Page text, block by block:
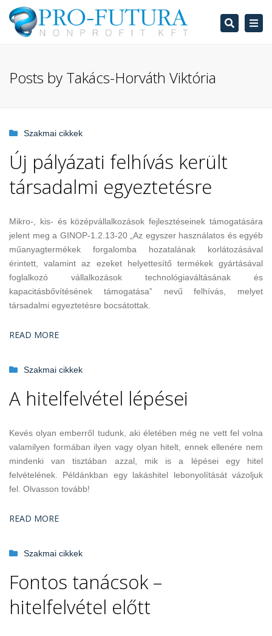
Search
Posts by Takács-Horváth Viktória
Szakmai cikkek
Új pályázati felhívás került
társadalmi egyeztetésre
Mikro-, kis- és középvállalkozások fejlesztéseinek támogatására
jelent meg a GINOP-1.2.13-20 „Az egyszer használatos és egyéb
műanyagtermékek forgalomba hozatalának korlátozásával
érintett, valamint az ezeket helyettesítő termékek gyártásával
foglalkozó vállalkozások technológiaváltásának és
kapacitásbővítésének támogatása” nevű felhívás, melyet
társadalmi egyeztetésre bocsátottak.
READ MORE
Szakmai cikkek
A hitelfelvétel lépései
Kevés olyan emberről tudunk, aki életében még ne vett fel volna
valamilyen formában ilyen vagy olyan hitelt, ennek ellenére nem
mindenki van tisztában azzal, mik is a lépései egy hitel
felvételének. Példánkban egy lakáshitel lebonyolítását vázoljuk
fel. Olvasson tovább!
READ MORE
Szakmai cikkek
Fontos tanácsok –
hitelfelvétel előtt